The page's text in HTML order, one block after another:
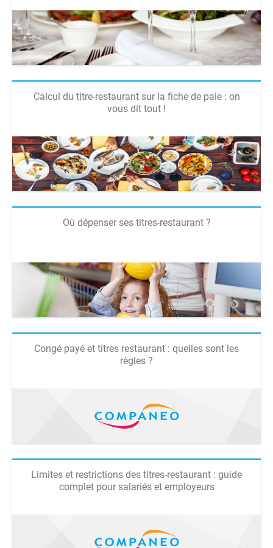
Calcul du titre-restaurant sur la fiche de paie : on
vous dit tout !
Où dépenser ses titres-restaurant ?
Congé payé et titres restaurant : quelles sont les
règles ?
Limites et restrictions des titres-restaurant : guide
complet pour salariés et employeurs